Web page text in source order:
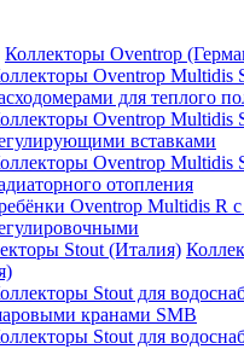
Коллекторы Oventrop
Oventrop Multidis
для теплого
Oventrop Multidis
вставками
Oventrop Multidis
отопления
Oventrop Multidis R
Stout для
кранами SMB
Stout для